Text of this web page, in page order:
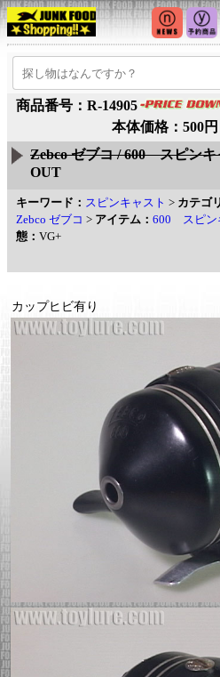
商品番号：R-14905
本体価格：500
Zebco ゼブコ / 600 スピン
OUT
キーワード： スピンキャスト > カテゴ
Zebco ゼブコ > アイテム： 600 スピン
態： VG+
カップヒビ有り